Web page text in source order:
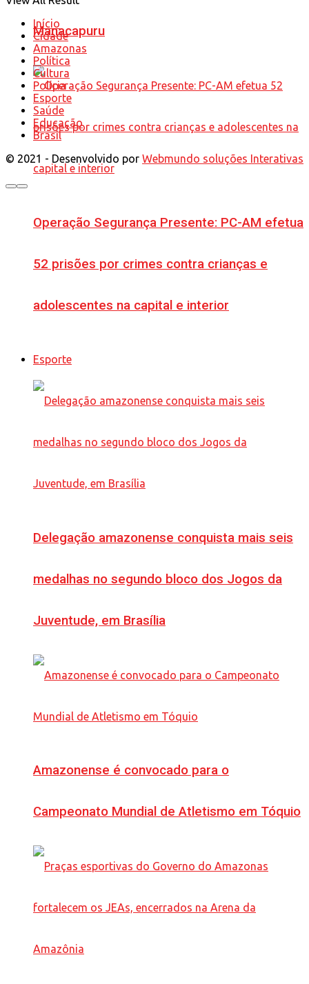
Manacapuru
Operação Segurança Presente: PC-AM efetua
52 prisões por crimes contra crianças e
adolescentes na capital e interior
Esporte
Delegação amazonense conquista mais seis
medalhas no segundo bloco dos Jogos da
Juventude, em Brasília
Amazonense é convocado para o
Campeonato Mundial de Atletismo em Tóquio
Início
Cidade
Amazonas
Política
Cultura
Polícia
Esporte
Saúde
Educação
Brasil
© 2021 - Desenvolvido por Webmundo soluções Interativas